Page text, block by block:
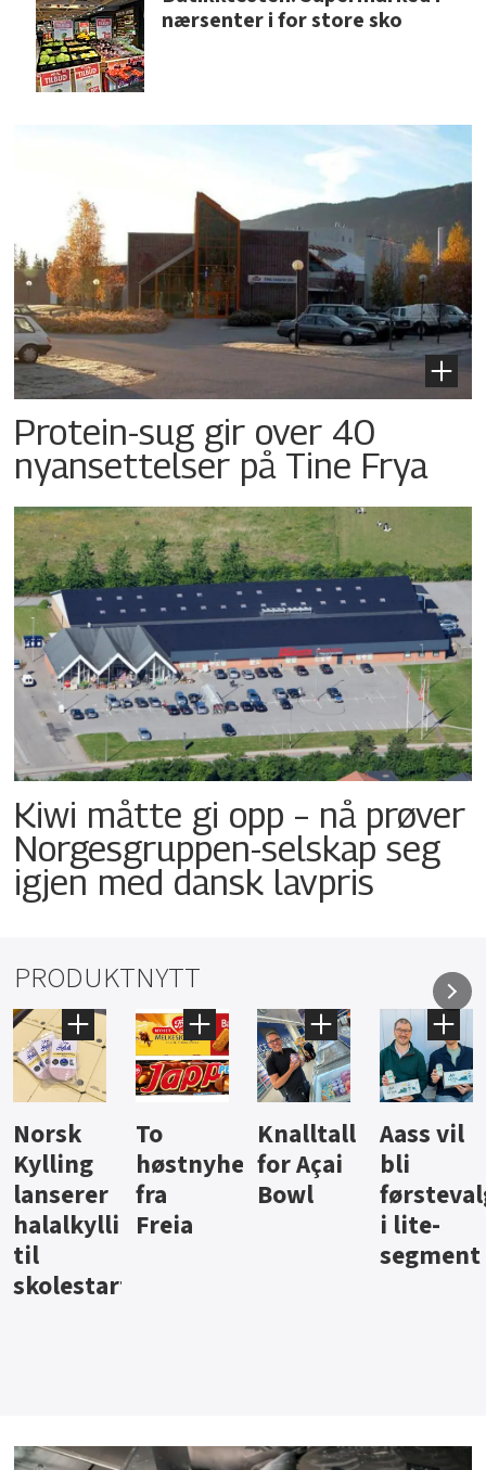
nærsenter i for store sko
Protein-sug gir over 40
nyansettelser på Tine Frya
Kiwi måtte gi opp – nå prøver
Norgesgruppen-selskap seg
igjen med dansk lavpris
PRODUKTNYTT
Knalltall
for Açai
Bowl
Aass vil
bli
førstevalg
i lite-
Brus og
jus fra
Berentsen
Hard
iste fra
Hansa